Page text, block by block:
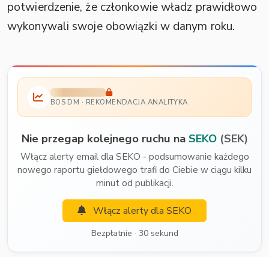
potwierdzenie, że członkowie władz prawidłowo
wykonywali swoje obowiązki w danym roku.
BOS DM · REKOMENDACJA ANALITYKA
Nie przegap kolejnego ruchu na SEKO (SEK)
Włącz alerty email dla SEKO - podsumowanie każdego
nowego raportu giełdowego trafi do Ciebie w ciągu kilku
minut od publikacji.
Włącz alerty dla SEKO
Bezpłatnie · 30 sekund